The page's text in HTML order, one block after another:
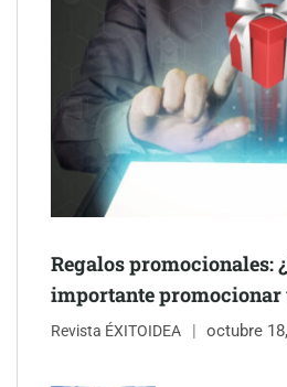
inmobiliarios: hasta 82% de ahorro
Gestoría Online reduce a unas horas
Regalos promocionales:
importante promocionar
Revista ÉXITOIDEA octubre